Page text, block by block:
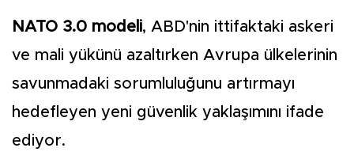
NATO 3.0 modeli, ABD'nin ittifaktaki askeri
ve mali yükünü azaltırken Avrupa ülkelerinin
savunmadaki sorumluluğunu artırmayı
hedefleyen yeni güvenlik yaklaşımını ifade
ediyor.